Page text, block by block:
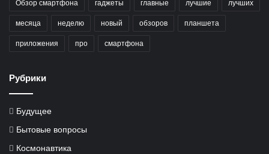
Обзор смартфона гаджеты главные лучшие лучших
месяца неделю новый обзоров планшета
приложения про смартфона
Рубрики
Будущее
Бытовые вопросы
Космонавтика